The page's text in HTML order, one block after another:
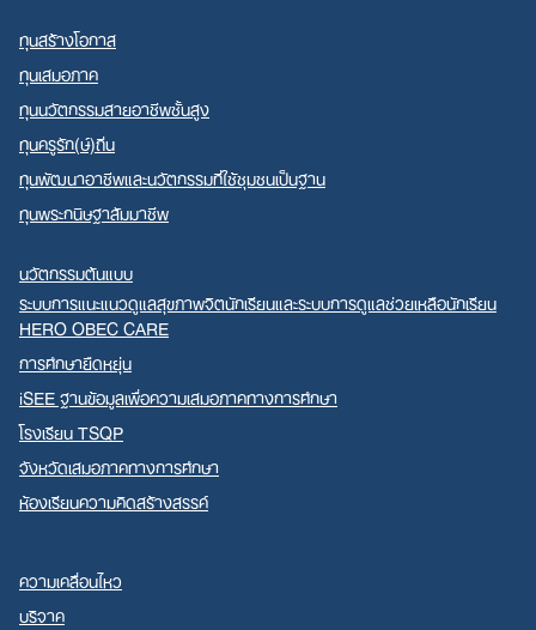
ทุนสร้างโอกาส
ทุนเสมอภาค
ทุนนวัตกรรมสายอาชีพชั้นสูง
ทุนครูรัก(ษ์)ถิ่น
ทุนพัฒนาอาชีพและนวัตกรรมที่ใช้ชุมชนเป็นฐาน
ทุนพระกนิษฐาสัมมาชีพ
นวัตกรรมต้นแบบ
ระบบการแนะแนวดูแลสุขภาพจิตนักเรียนและระบบการดูแลช่วยเหลือนักเรียน
HERO OBEC CARE
การศึกษายืดหยุ่น
iSEE ฐานข้อมูลเพื่อความเสมอภาคทางการศึกษา
โรงเรียน TSQP
จังหวัดเสมอภาคทางการศึกษา
ห้องเรียนความคิดสร้างสรรค์
ความเคลื่อนไหว
บริจาค